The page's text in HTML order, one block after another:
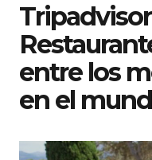
entre los
en el